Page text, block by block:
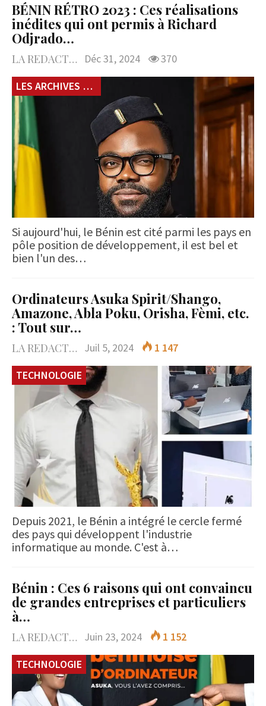
BÉNIN RÉTRO 2023 : Ces réalisations
inédites qui ont permis à Richard
Odjrado…
LA REDACTION Déc 31, 2024
370
LES ARCHIVES du 229
Si aujourd'hui, le Bénin est cité parmi les pays en
pôle position de développement, il est bel et
bien l'un des…
Ordinateurs Asuka Spirit/Shango,
Amazone, Abla Poku, Orisha, Fèmi, etc.
: Tout sur…
LA REDACTION Juil 5, 2024
1 147
TECHNOLOGIE
Depuis 2021, le Bénin a intégré le cercle fermé
des pays qui développent l'industrie
informatique au monde. C'est à…
Bénin : Ces 6 raisons qui ont convaincu
de grandes entreprises et particuliers
à…
LA REDACTION Juin 23, 2024
1 152
TECHNOLOGIE